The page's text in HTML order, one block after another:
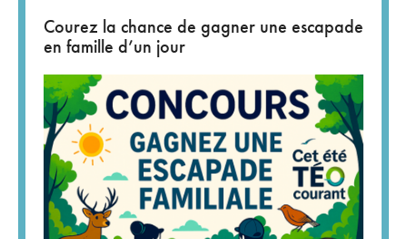
Courez la chance de gagner une escapade
en famille d’un jour